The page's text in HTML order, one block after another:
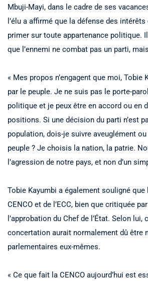
Mbuji-Mayi, dans le cadre de ses
l’élu a affirmé que la défense des
primer sur toute appartenance politique.
que l’ennemi ne combat pas un parti,
« Mes propos n’engagent que moi, Tobie
par le peuple. Je ne suis pas le porte-
politique et je peux être en accord ou en
positions. Si une décision du parti n’est
population, dois-je suivre aveuglément ou
peuple ? Je choisis la nation, la patrie.
l’agression de notre pays, et non d’un
Tobie Kayumbi a également souligné que
CENCO et de l’ECC, bien que critiquée par
l’approbation du Chef de l’État. Selon lui,
concertation aurait normalement dû être
parlementaires eux-mêmes.
« Ce que fait la CENCO aujourd’hui est